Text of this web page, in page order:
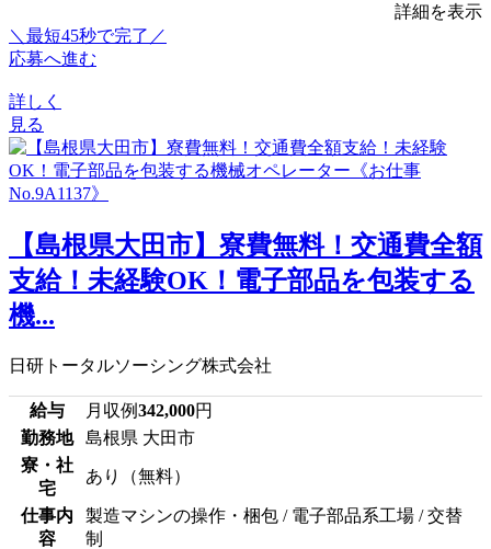
詳細を表示
＼最短45秒で完了／
応募へ進む
詳しく
見る
【島根県大田市】寮費無料！交通費全額
支給！未経験OK！電子部品を包装する
機...
日研トータルソーシング株式会社
給与 月収例342,000円
勤務地
島根県 大田市
寮・社
宅
あり（無料）
仕事内
容
製造マシンの操作・梱包 / 電子部品系工場 / 交替
制